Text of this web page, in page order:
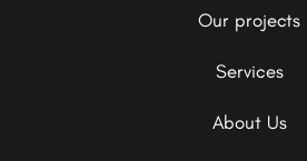
Our projects
Services
About Us